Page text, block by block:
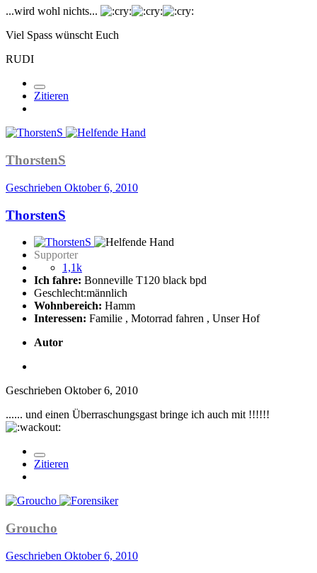
...wird wohl nichts...
Viel Spass wünscht Euch
RUDI
Zitieren
ThorstenS
Geschrieben Oktober 6, 2010
ThorstenS
Supporter
1,1k
Ich fahre: Bonneville T120 black bpd
Geschlecht:männlich
Wohnbereich: Hamm
Interessen: Familie , Motorrad fahren , Unser Hof
Autor
Geschrieben Oktober 6, 2010
...... und einen Überraschungsgast bringe ich auch mit !!!!!!
Zitieren
Groucho
Geschrieben Oktober 6, 2010